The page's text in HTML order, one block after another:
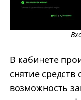
В кабинете
снятие средств
возможность